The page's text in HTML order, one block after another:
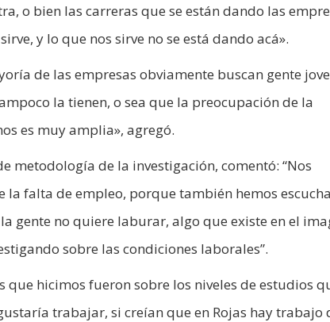
o bien las carreras que se están dando las
y lo que nos sirve no se está dando acá».
de las empresas obviamente buscan gente
la tienen, o sea que la preocupación de la
es muy amplia», agregó.
metodología de la investigación, comentó: “Nos
falta de empleo, porque también hemos
gente no quiere laburar, algo que existe en el
sobre las condiciones laborales”.
hicimos fueron sobre los niveles de estudios
trabajar, si creían que en Rojas hay trabajo